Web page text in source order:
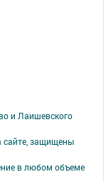
и Лаишевского
защищены
в любом объеме